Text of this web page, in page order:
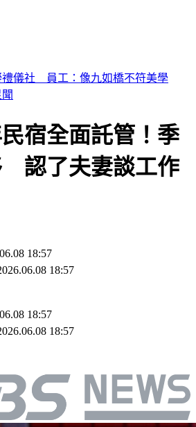
咳3週「新冠、流感全陰」 醫曝：
宿全面託管！季
認了夫妻談工作
18:57
18:57